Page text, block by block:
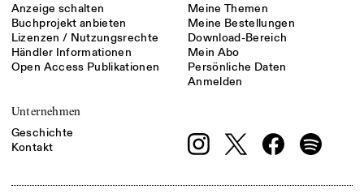
Anzeige schalten
Buchprojekt anbieten
Lizenzen / Nutzungsrechte
Händler Informationen
Open Access Publikationen
Meine Themen
Meine Bestellungen
Download-Bereich
Mein Abo
Persönliche Daten
Anmelden
Unternehmen
Geschichte
Kontakt